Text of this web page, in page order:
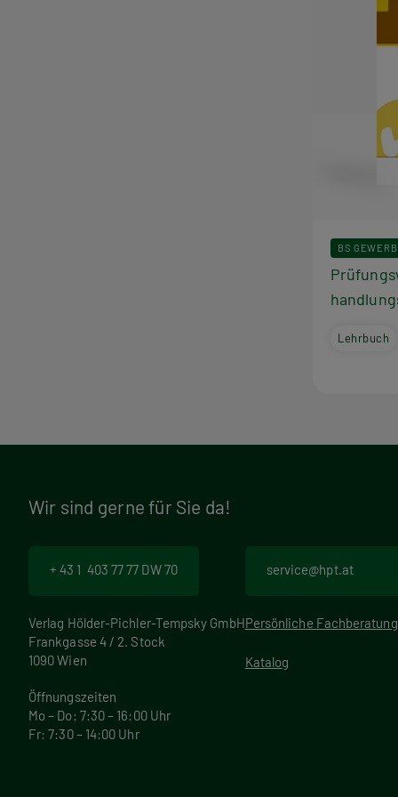
BS
Lehrbuch
Wir sind gerne für Sie da!
+ 43 1 403 77 77 DW 70
Verlag Hölder-Pichler-Tempsky GmbH
Frankgasse 4 / 2. Stock
1090 Wien
Öffnungszeiten
Mo – Do: 7:30 – 16:00 Uhr
Fr: 7:30 – 14:00 Uhr
service@hpt.at
Persönliche Fachberatung
Katalog